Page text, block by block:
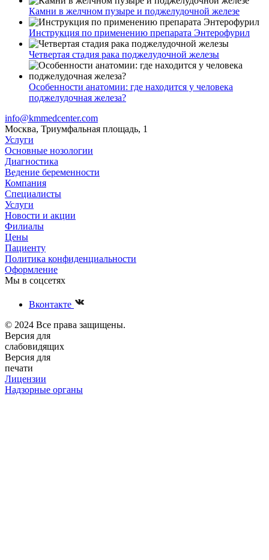
Камни в желчном пузыре и поджелудочной железе
Инструкция по применению препарата Энтерофурил
Четвертая стадия рака поджелудочной железы
Особенности анатомии: где находится у человека
поджелудочная железа?
info@kmmedcenter.com
Москва, Триумфальная площадь, 1
Услуги
Основные нозологии
Диагностика
Ведение беременности
Компания
Специалисты
Услуги
Новости и акции
Филиалы
Цены
Пациенту
Политика конфиденциальности
Оформление
Мы в соцсетях
Вконтакте
© 2024 Все права защищены.
Версия для
слабовидящих
Версия для
печати
Лицензии
Надзорные органы